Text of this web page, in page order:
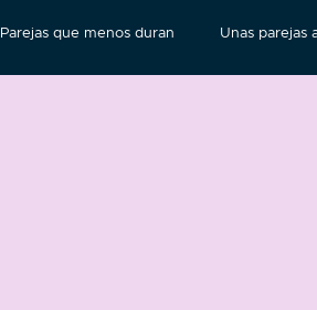
Parejas que menos duran Unas parejas